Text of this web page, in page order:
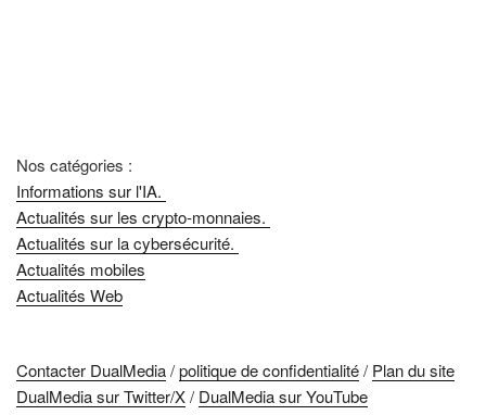
Nos catégories :
Informations sur l'IA.
Actualités sur les crypto-monnaies.
Actualités sur la cybersécurité.
Actualités mobiles
Actualités Web
Contacter DualMedia/politique de confidentialité/ Plan du site
DualMedia sur Twitter/X/ DualMedia sur YouTube